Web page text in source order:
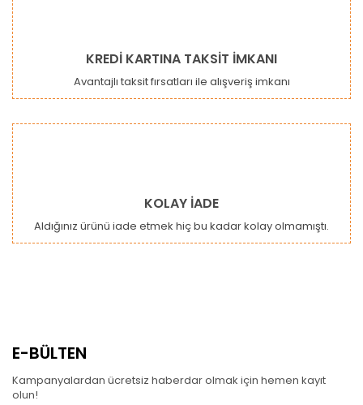
KREDİ KARTINA TAKSİT İMKANI
Avantajlı taksit fırsatları ile alışveriş imkanı
KOLAY İADE
Aldığınız ürünü iade etmek hiç bu kadar kolay olmamıştı.
E-BÜLTEN
Kampanyalardan ücretsiz haberdar olmak için hemen kayıt
olun!